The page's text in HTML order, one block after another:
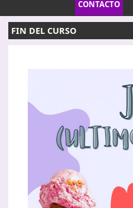
CONTACTO
FIN DEL CURSO